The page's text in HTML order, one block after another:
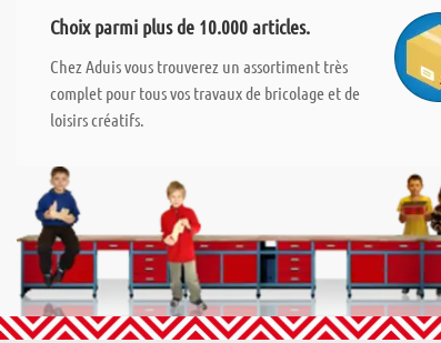
Choix parmi plus de 10.000 articles.
Chez Aduis vous trouverez un assortiment très
complet pour tous vos travaux de bricolage et de
loisirs créatifs.